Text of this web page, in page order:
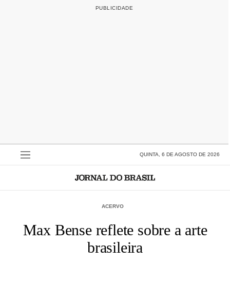
QUINTA, 6 DE AGOSTO DE 2026
ACERVO
Max Bense reflete sobre a arte
brasileira